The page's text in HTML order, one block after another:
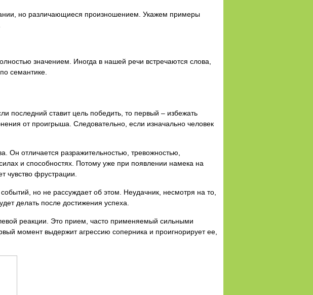
но различающиеся произношением. Укажем примеры
значением. Иногда в нашей речи встречаются слова,
семантике.
последний ставит цель победить, то первый – избежать
от проигрыша. Следовательно, если изначально человек
Он отличается разражительностью, тревожностью,
и способностях. Потому уже при появлении намека на
чувство фрустрации.
но не рассуждает об этом. Неудачник, несмотря на то,
делать после достижения успеха.
реакции. Это прием, часто применяемый сильными
момент выдержит агрессию соперника и проигнорирует ее,